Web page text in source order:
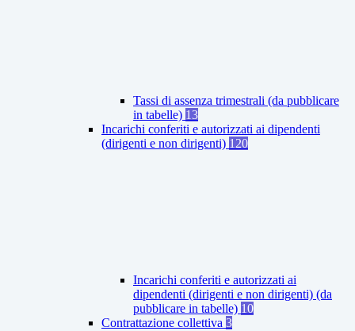
Tassi di assenza trimestrali (da pubblicare
in tabelle) 13
Incarichi conferiti e autorizzati ai dipendenti
(dirigenti e non dirigenti) 120
Incarichi conferiti e autorizzati ai
dipendenti (dirigenti e non dirigenti) (da
pubblicare in tabelle) 10
Contrattazione collettiva 3